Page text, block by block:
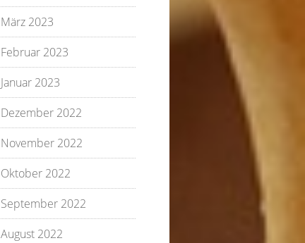
März 2023
Februar 2023
Januar 2023
Dezember 2022
November 2022
Oktober 2022
September 2022
August 2022